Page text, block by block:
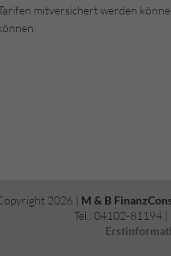
mitversichert werden
2026 | M & B
Tel.: 04102-81194 |